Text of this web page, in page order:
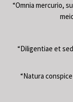
“Omnia mercurio,
“Diligentiae et
“Natura